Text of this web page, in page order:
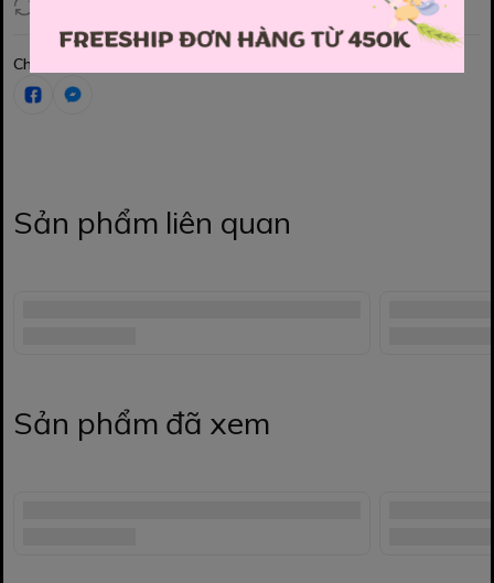
Chia sẻ
Sản phẩm liên quan
Sản phẩm đã xem